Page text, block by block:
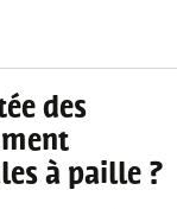
des
à paille ?